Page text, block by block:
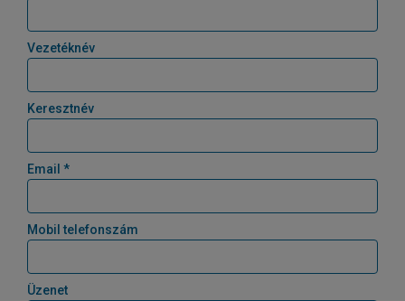
Vezetéknév
Keresztnév
Email *
Mobil telefonszám
Üzenet